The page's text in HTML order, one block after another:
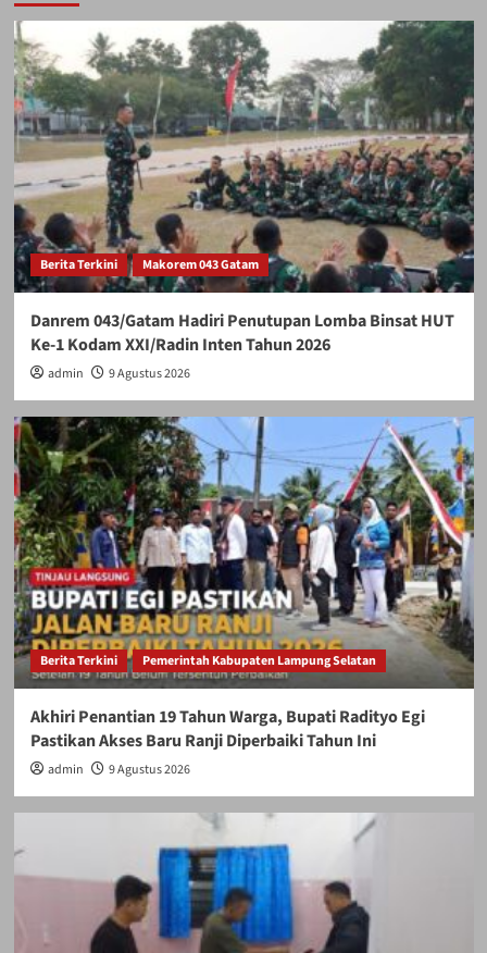
Berita Terkini Makorem 043 Gatam
Danrem 043/Gatam Hadiri Penutupan Lomba Binsat HUT
Ke-1 Kodam XXI/Radin Inten Tahun 2026
admin 9 Agustus 2026
Berita Terkini Pemerintah Kabupaten Lampung Selatan
Akhiri Penantian 19 Tahun Warga, Bupati Radityo Egi
Pastikan Akses Baru Ranji Diperbaiki Tahun Ini
admin 9 Agustus 2026